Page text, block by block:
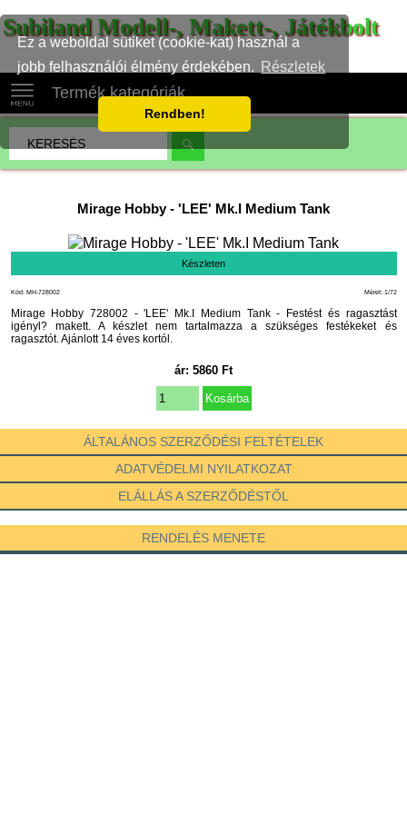
Ez a weboldal sütiket (cookie-kat) használ a
jobb felhasználói élmény érdekében.
Részletek
Rendben!
Subiland Modell-, Makett-, Játékbolt
Termék kategóriák
Mirage Hobby- 'LEE' Mk.I Medium Tank
Készleten
Méret: 1/72
Kód: MH-728002
Mirage Hobby 728002 - 'LEE' Mk.I Medium Tank - Festést és ragasztást
igényl? makett. A készlet nem tartalmazza a szükséges festékeket és
ragasztót. Ajánlott 14 éves kortól.
ár: 5860 Ft
ÁLTALÁNOS SZERZŐDÉSI FELTÉTELEK
ADATVÉDELMI NYILATKOZAT
ELÁLLÁS A SZERZŐDÉSTŐL
RENDELÉS MENETE